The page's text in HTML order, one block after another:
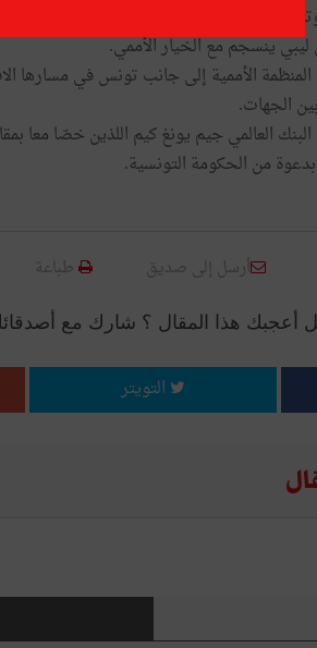
لانعكاس الأوضاع في ليبيا على الوضع
ينسجم مع الخيار الأممي.
المنظمة الأممية إلى جانب تونس في مسارها
الجهات.
العالمي جيم يونغ كيم اللذين خصّا معا
بدعوة من الحكومة التونسية.
أرسل إلى صديق طباعة
أعجبك هذا المقال ؟ شارك مع
التويتر